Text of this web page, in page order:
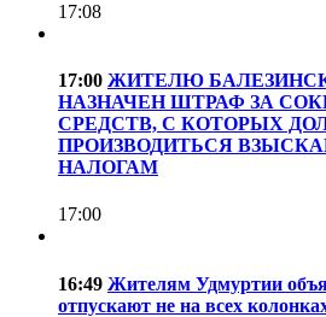
17:08
17:00 ЖИТЕЛЮ
НАЗНАЧЕН ШТРАФ ЗА
СРЕДСТВ, С КОТОРЫХ
ПРОИЗВОДИТЬСЯ
НАЛОГАМ
17:00
16:49 Жителям Удмуртии
отпускают не на всех